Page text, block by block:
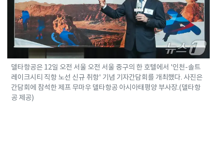
델타항공은 12일 오전 서울 오전 서울 중구의 한 호텔에서 '인천-솔트
레이크시티 직항 노선 신규 취항' 기념 기자간담회를 개최했다. 사진은
간담회에 참석한 제프 무마우 델타항공 아시아태평양 부사장.(델타항
공 제공)